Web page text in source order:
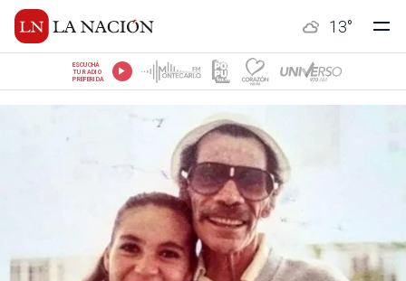
13°
ESCUCHÁ
TU RADIO
PREFERIDA